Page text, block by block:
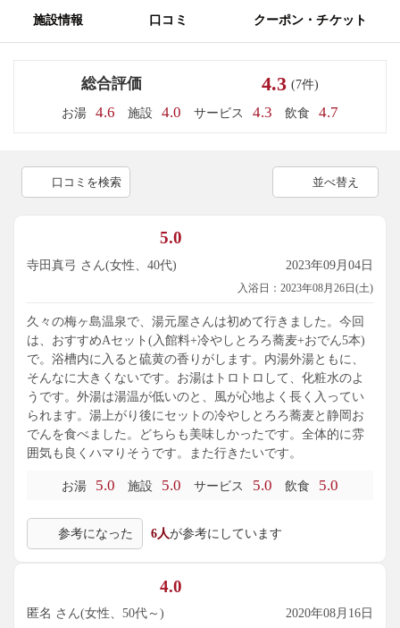
施設情報 口コミ クーポン・チケット
総合評価 4.3 (7件)
お湯 4.6 施設 4.0 サービス 4.3 飲食 4.7
口コミを検索 並べ替え
5.0
寺田真弓 さん(女性、40代) 2023年09月04日
入浴日：2023年08月26日(土)
久々の梅ヶ島温泉で、湯元屋さんは初めて行きました。今回
は、おすすめAセット(入館料+冷やしとろろ蕎麦+おでん5本)
で。浴槽内に入ると硫黄の香りがします。内湯外湯ともに、
そんなに大きくないです。お湯はトロトロして、化粧水のよ
うです。外湯は湯温が低いのと、風が心地よく長く入ってい
られます。湯上がり後にセットの冷やしとろろ蕎麦と静岡お
でんを食べました。どちらも美味しかったです。全体的に雰
囲気も良くハマりそうです。また行きたいです。
お湯 5.0 施設 5.0 サービス 5.0 飲食 5.0
参考になった 6人が参考にしています
4.0
匿名 さん(女性、50代～) 2020年08月16日